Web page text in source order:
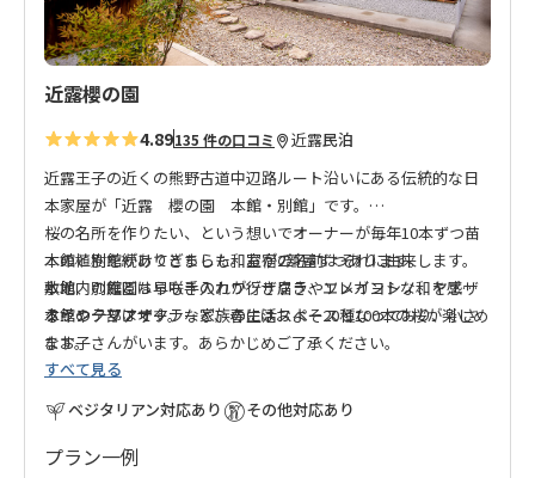
近露櫻の園
4.89135 件の口コミ 近露民泊
近露王子の近くの熊野古道中辺路ルート沿いにある伝統的な日
本家屋が「近露 櫻の園 本館・別館」です。
桜の名所を作りたい、という想いでオーナーが毎年10本ずつ苗
木の植樹を続けてきました。お宿の名前はそれに由来します。
敷地内の庭園は早咲きのカワヅザクラやソメイヨシノ、ヤエザ
クラやクマノザクラなど、春にはおよそ20種100本の桜が楽しめ
ます。
本館と別館がありどちらも和室が2部屋ずつあります。
本館、別館どちらも手入れが行き届き、エレガントな和を感じ
るインテリアです。
本館の一部はオーナー家族の生活スペースとなっており、小さ
なお子さんがいます。あらかじめご了承ください。
◆ご案内◆
一日一組限定のお宿です。
本館は当面の間休館
すべて見る
ベジタリアン対応あり
その他対応あり
プラン一例